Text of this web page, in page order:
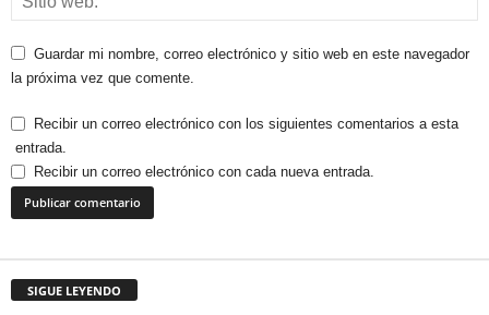
Guardar mi nombre, correo electrónico y sitio web en este navegador
la próxima vez que comente.
Recibir un correo electrónico con los siguientes comentarios a esta
entrada.
Recibir un correo electrónico con cada nueva entrada.
SIGUE LEYENDO